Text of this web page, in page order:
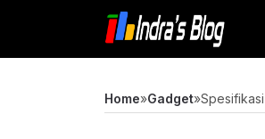
isi
Home»Gadget»